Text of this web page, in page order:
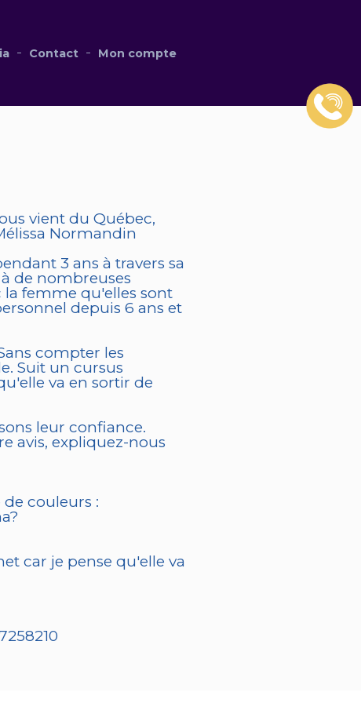
Contact Mon compte
vient du Québec,
Normandin
3 ans à travers sa
de nombreuses
la femme qu'elles sont
depuis 6 ans et
compter les
Suit un cursus
va en sortir de
leur confiance.
avis, expliquez-nous
couleurs :
car je pense qu'elle va